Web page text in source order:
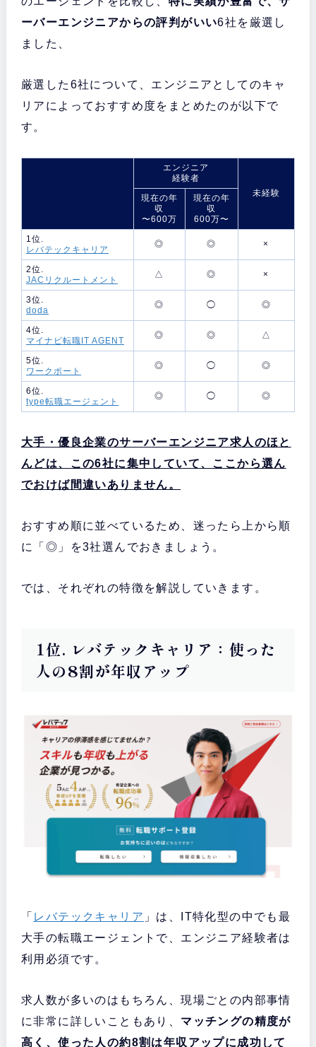
ーバーエンジニアからの評判がいい6社を厳選し
ました、
厳選した6社について、エンジニアとしてのキャ
リアによっておすすめ度をまとめたのが以下で
す。
エンジニア
経験者
未経験
現在の年
収
〜600万
現在の年
収
600万〜
1位.
レバテックキャリア
◎ ◎ ×
2位.
JACリクルートメント
△ ◎ ×
3位.
doda
◎ ◯ ◎
4位.
マイナビ転職IT AGENT
◎ ◎ △
5位.
ワークポート
◎ ◯ ◎
6位.
type転職エージェント
◎ ◯ ◎
大手・優良企業のサーバーエンジニア求人のほと
んどは、この6社に集中していて、ここから選ん
でおけば間違いありません。
おすすめ順に並べているため、迷ったら上から順
に「◎」を3社選んでおきましょう。
では、それぞれの特徴を解説していきます。
1位. レバテックキャリア：使った
人の8割が年収アップ
「 レバテックキャリア 」は、IT特化型の中でも最
大手の転職エージェントで、エンジニア経験者は
利用必須です。
求人数が多いのはもちろん、現場ごとの内部事情
に非常に詳しいこともあり、 マッチングの精度が
高く、使った人の約8割は年収アップに成功して